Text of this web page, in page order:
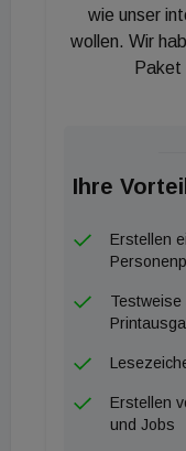
sind wir sehr
hochwertige
m² anbieten zu
Buwog in
der
hochwertiges
Bezirk verfügbar
wie unser
wollen. Wir
Paket
Ihre
Erstellen
Testweise
Erstellen
und Jobs